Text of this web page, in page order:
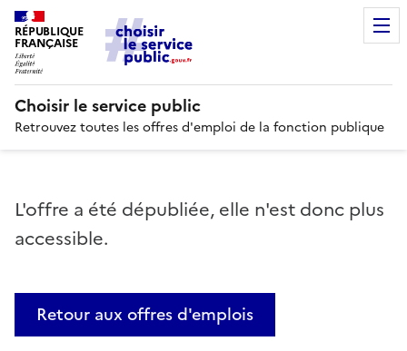
RÉPUBLIQUE
FRANÇAISE
Choisir le service public
Retrouvez toutes les offres d'emploi de la fonction publique
L'offre a été dépubliée, elle n'est donc plus
accessible.
Retour aux offres d'emplois